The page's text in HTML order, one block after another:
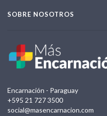
SOBRE NOSOTROS
Encarnación - Paraguay
+595 21 727 3500
social@masencarnacion.com